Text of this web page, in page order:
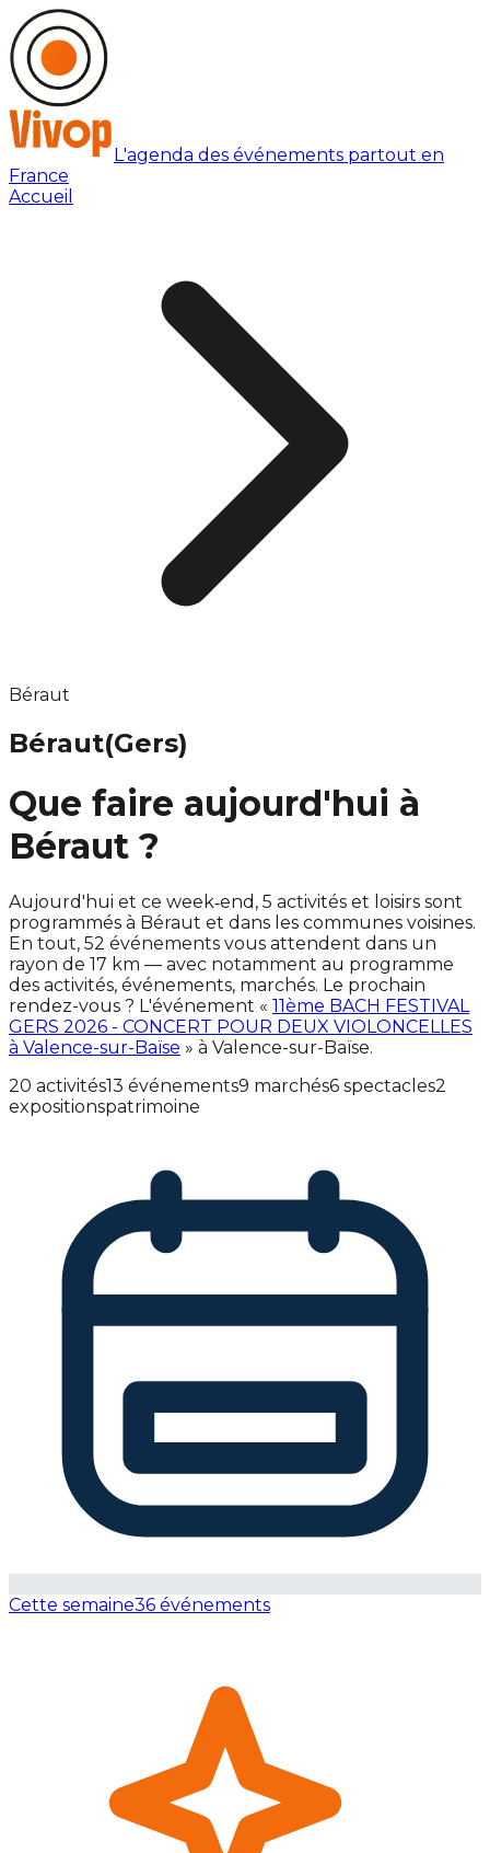
L'agenda des événements partout en
France
Accueil
Béraut
Béraut(Gers)
Que faire aujourd'hui à
Béraut ?
Aujourd'hui et ce week‑end, 5 activités et loisirs sont
programmés à Béraut et dans les communes voisines.
En tout, 52 événements vous attendent dans un
rayon de 17 km — avec notamment au programme
des activités, événements, marchés. Le prochain
rendez-vous ? L'événement « 11ème BACH FESTIVAL
GERS 2026 - CONCERT POUR DEUX VIOLONCELLES
à Valence-sur-Baïse » à Valence-sur-Baïse.
20 activités13 événements9 marchés6 spectacles2
expositionspatrimoine
Cette semaine36 événements